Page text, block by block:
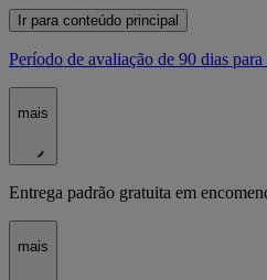
Ir para conteúdo principal
Período de avaliação de 90 dias
mais
Entrega padrão gratuita em
mais